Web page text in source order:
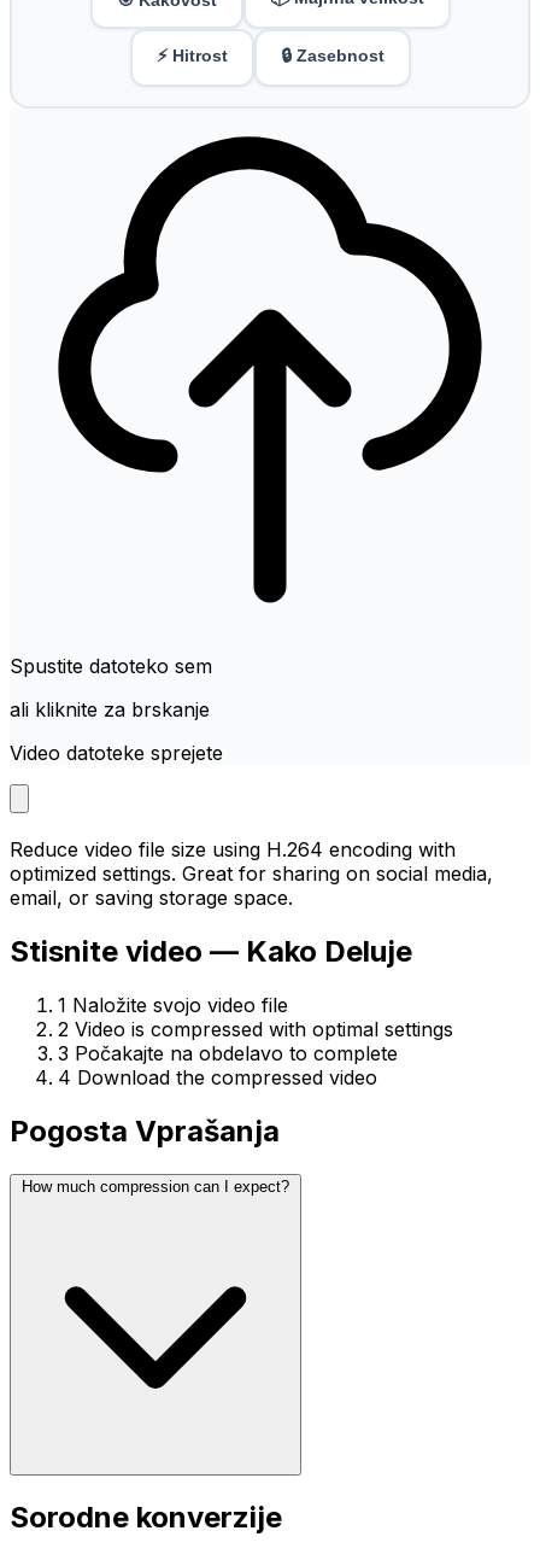
⚡ Hitrost 🔒 Zasebnost
Spustite datoteko sem
ali kliknite za brskanje
Video datoteke sprejete
Reduce video file size using H.264 encoding with
optimized settings. Great for sharing on social media,
email, or saving storage space.
Stisnite video — Kako Deluje
1 Naložite svojo video file
2 Video is compressed with optimal settings
3 Počakajte na obdelavo to complete
4 Download the compressed video
Pogosta Vprašanja
How much compression can I expect?
Sorodne konverzije